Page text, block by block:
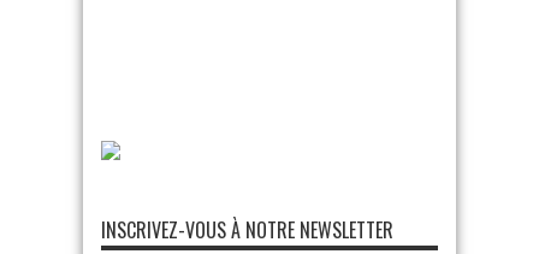
INSCRIVEZ-VOUS À NOTRE NEWSLETTER